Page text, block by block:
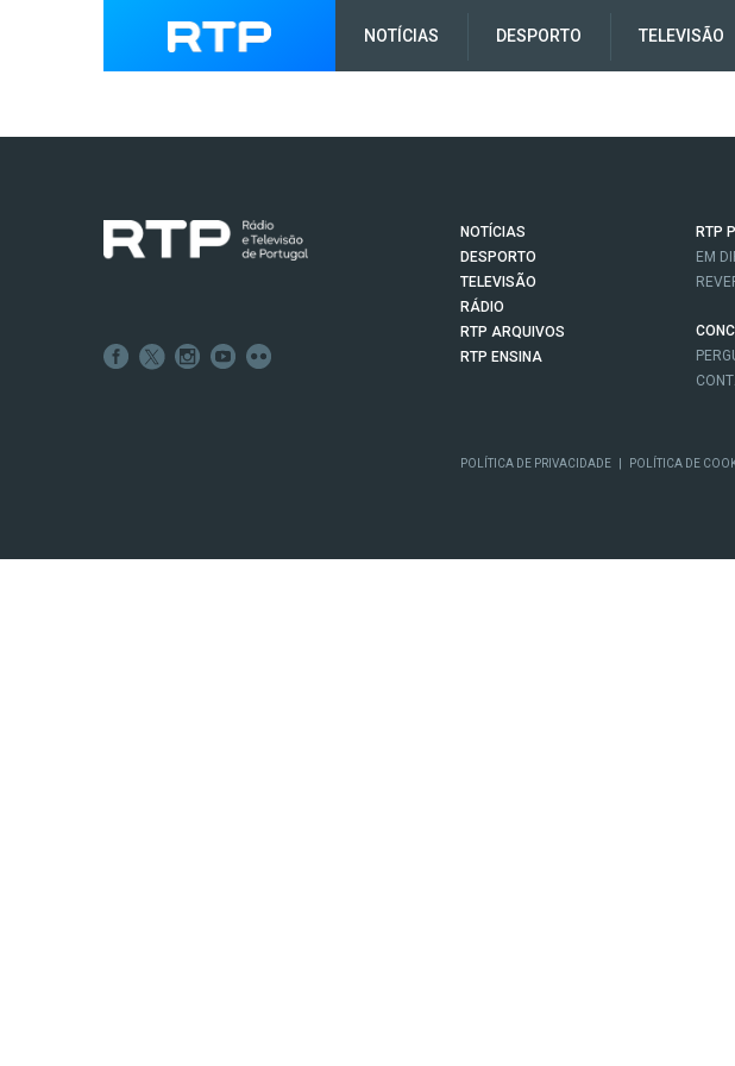
NOTÍCIAS DESPORTO TELEVISÃO
NOTÍCIAS
DESPORTO
TELEVISÃO
RÁDIO
RTP ARQUIVOS
RTP ENSINA
RTP
EM
POLÍTICA DE PRIVACIDADE POLÍTICA DE